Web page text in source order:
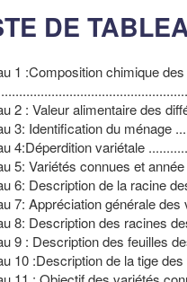
DE
1 :Composition chimique
2 : Valeur alimentaire des
3: Identification du ménage
4:Déperdition variétale
5: Variétés connues et
6: Description de la racine
7: Appréciation générale
8: Description des racines
9 : Description des feuilles
10 :Description de la tige